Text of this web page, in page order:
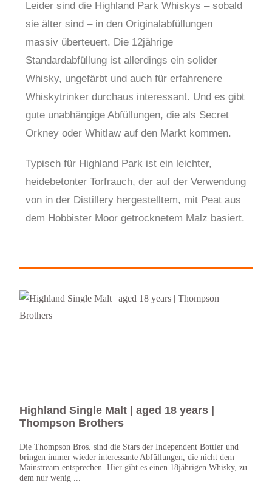
Leider sind die Highland Park Whiskys – sobald
sie älter sind – in den Originalabfüllungen
massiv überteuert. Die 12jährige
Standardabfüllung ist allerdings ein solider
Whisky, ungefärbt und auch für erfahrenere
Whiskytrinker durchaus interessant. Und es gibt
gute unabhängige Abfüllungen, die als Secret
Orkney oder Whitlaw auf den Markt kommen.
Typisch für Highland Park ist ein leichter,
heidebetonter Torfrauch, der auf der Verwendung
von in der Distillery hergestelltem, mit Peat aus
dem Hobbister Moor getrocknetem Malz basiert.
Highland Single Malt | aged 18 years |
Thompson Brothers
Die Thompson Bros. sind die Stars der Independent Bottler und
bringen immer wieder interessante Abfüllungen, die nicht dem
Mainstream entsprechen. Hier gibt es einen 18jährigen Whisky, zu
dem nur wenig ...